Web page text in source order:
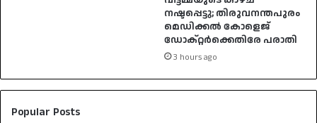
നഷ്ടപ്പെട്ടു; തിരുവനന്തപുരം
മെഡിക്കൽ കോളെജ്
ഡോക്റ്റർക്കെതിരേ പരാതി
3 hours ago
Popular Posts